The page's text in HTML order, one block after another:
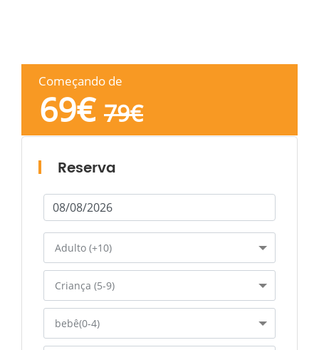
Começando de
69€ 79€
Reserva
Adulto (+10)
Criança (5-9)
bebê(0-4)